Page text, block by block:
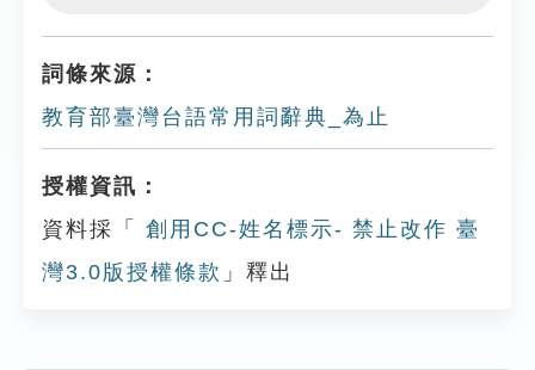
詞條來源：
教育部臺灣台語常用詞辭典_為止
授權資訊：
資料採「
創用CC-姓名標示- 禁止改作 臺
灣3.0版授權條款 」釋出